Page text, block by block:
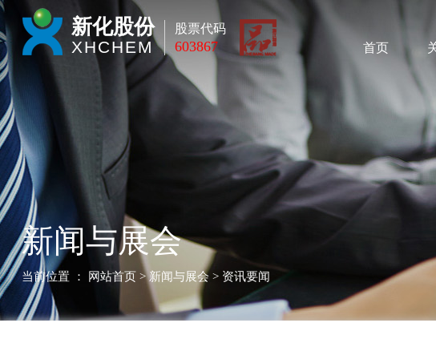
新化股份
XHCHEM
股票代码
603867 首页
新闻与展会
当前位置 ： 网站首页> 新闻与展会 > 资讯要闻